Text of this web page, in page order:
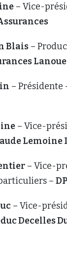
– Vice-
Blais –
– Présidente
– Vice-
Lemoine
– Vice-
–
– Vice-
Decelles